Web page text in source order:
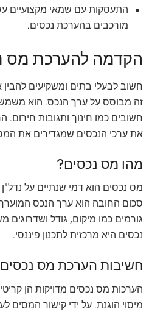
התעסקות עם שמאי מקצועיים
מורכבים בהערכת נכסים.
הקדמה להערכת מס
חשוב לבעלי בתים ומשקיעים
זה מבוסס על ערך הנכס. הוא משמש
חשובים כמו חינוך ותגובות חירום.
את ערכי הנכסים שמגדירים את
מהו מס נכסים?
מס נכסים הוא דמי שנתיים על
סכום החובה הוא ערך הנכס
גורמים כמו מיקום, גודל
נכסים היא מרכזית לתכנון פיננסי.
חשיבות הערכת מס נכסים
הערכות מס נכסים מדויקות הן
מיסוי הוגנת. על ידי קישור המסים